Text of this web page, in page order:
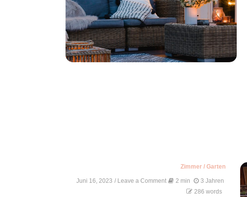
Zimmer /Garten
Juni 16, 2023 / Leave a Comment on 2 min
3 Jahren
286 words